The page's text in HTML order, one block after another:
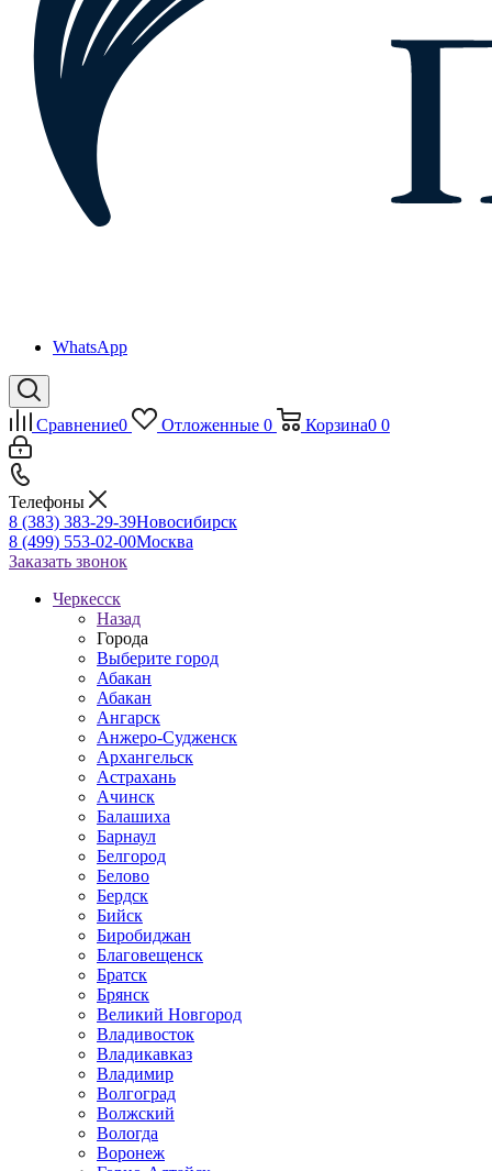
WhatsApp
Сравнение0 Отложенные 0 Корзина0 0
Телефоны
8 (383) 383-29-39Новосибирск
8 (499) 553-02-00Москва
Заказать звонок
Черкесск
Назад
Города
Выберите город
Абакан
Абакан
Ангарск
Анжеро-Судженск
Архангельск
Астрахань
Ачинск
Балашиха
Барнаул
Белгород
Белово
Бердск
Бийск
Биробиджан
Благовещенск
Братск
Брянск
Великий Новгород
Владивосток
Владикавказ
Владимир
Волгоград
Волжский
Вологда
Воронеж